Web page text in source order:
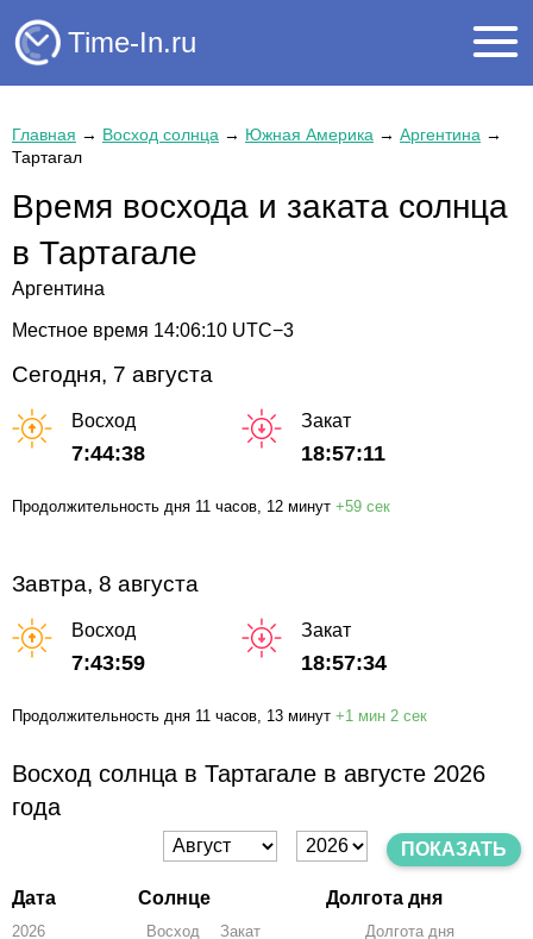
Time-In.ru
Главная → Восход солнца → Южная Америка → Аргентина →
Тартагал
Время восхода и заката солнца
в Тартагале
Аргентина
Местное время 14:06:10 UTC−3
Сегодня, 7 августа
Восход
7:44:38
Закат
18:57:11
Продолжительность дня 11 часов , 12 минут +59 сек
Завтра, 8 августа
Восход
7:43:59
Закат
18:57:34
Продолжительность дня 11 часов, 13 минут +1 мин 2 сек
Восход солнца в Тартагале в августе 2026
года
ПОКАЗАТЬ
Дата Солнце Долгота дня
2026 Восход Закат Долгота дня